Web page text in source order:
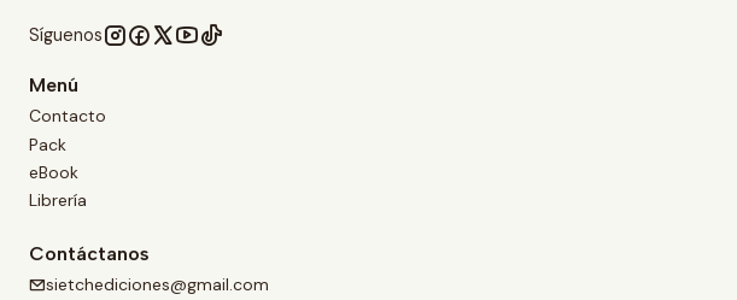
Síguenos
Menú
Contacto
Pack
eBook
Librería
Contáctanos
sietchediciones@gmail.com